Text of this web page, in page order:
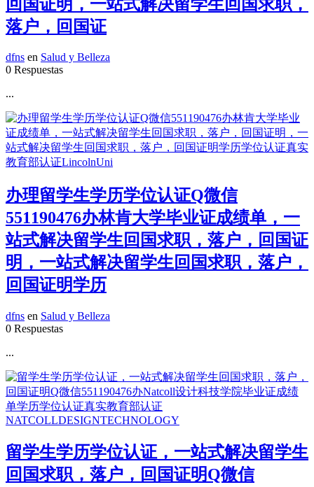
回国证明，一站式解决留学生回国求职，
落户，回国证
dfns en Salud y Belleza
0 Respuestas
...
办理留学生学历学位认证Q微信
551190476办林肯大学毕业证成绩单，一
站式解决留学生回国求职，落户，回国证
明，一站式解决留学生回国求职，落户，
回国证明学历
dfns en Salud y Belleza
0 Respuestas
...
留学生学历学位认证，一站式解决留学生
回国求职，落户，回国证明Q微信